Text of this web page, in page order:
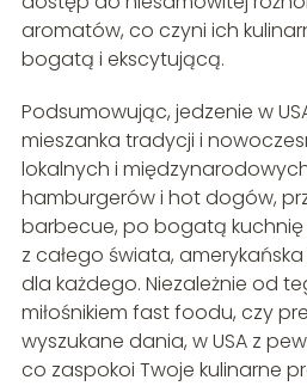
aromatów, co czyni ich
bogatą i ekscytującą.
Podsumowując, jedzenie w
mieszanka tradycji i
lokalnych i
hamburgerów i hot dogów,
barbecue, po bogatą kuchnię
z całego świata,
dla każdego. Niezależnie od
miłośnikiem fast foodu, czy
wyszukane dania, w USA z
co zaspokoi Twoje kulinarne